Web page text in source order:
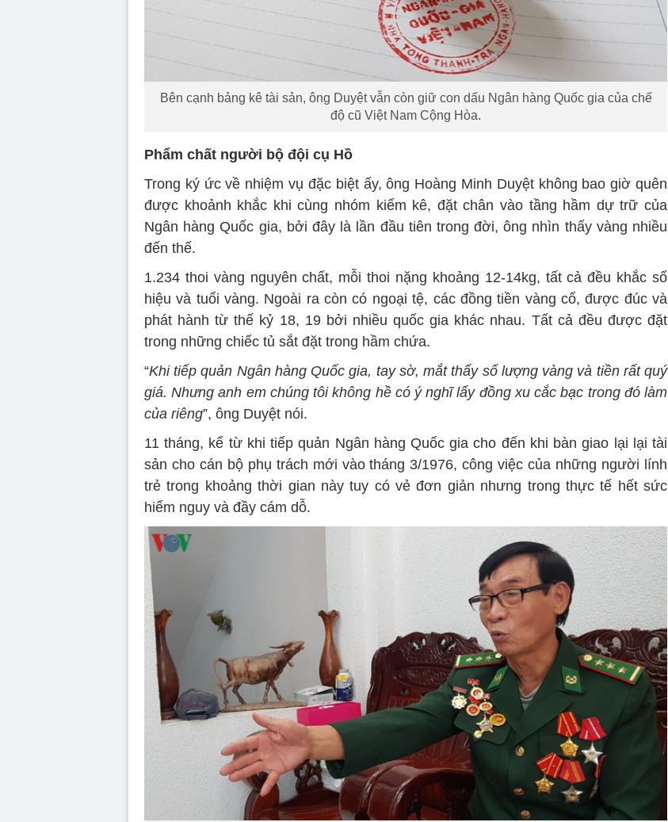
Bên cạnh bảng kê tài sản, ông Duyệt vẫn còn giữ con dấu Ngân hàng Quốc gia của chế
độ cũ Việt Nam Cộng Hòa.
Phẩm chất người bộ đội cụ Hồ
Trong ký ức về nhiệm vụ đặc biệt ấy, ông Hoàng Minh Duyệt không bao giờ quên
được khoảnh khắc khi cùng nhóm kiểm kê, đặt chân vào tầng hầm dự trữ của
Ngân hàng Quốc gia, bởi đây là lần đầu tiên trong đời, ông nhìn thấy vàng nhiều
đến thế.
1.234 thoi vàng nguyên chất, mỗi thoi nặng khoảng 12-14kg, tất cả đều khắc số
hiệu và tuổi vàng. Ngoài ra còn có ngoại tệ, các đồng tiền vàng cổ, được đúc và
phát hành từ thế kỷ 18, 19 bởi nhiều quốc gia khác nhau. Tất cả đều được đặt
trong những chiếc tủ sắt đặt trong hầm chứa.
“Khi tiếp quản Ngân hàng Quốc gia, tay sờ, mắt thấy số lượng vàng và tiền rất quý
giá. Nhưng anh em chúng tôi không hề có ý nghĩ lấy đồng xu cắc bạc trong đó làm
của riêng”, ông Duyệt nói.
11 tháng, kể từ khi tiếp quản Ngân hàng Quốc gia cho đến khi bàn giao lại lại tài
sản cho cán bộ phụ trách mới vào tháng 3/1976, công việc của những người lính
trẻ trong khoảng thời gian này tuy có vẻ đơn giản nhưng trong thực tế hết sức
hiểm nguy và đầy cám dỗ.